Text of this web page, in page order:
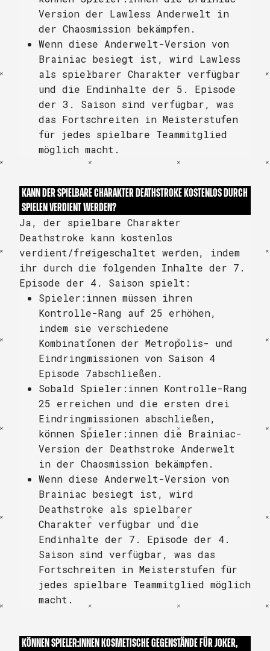
Version der Lawless Anderwelt in
der Chaosmission bekämpfen.
Wenn diese Anderwelt-Version von
Brainiac besiegt ist, wird Lawless
als spielbarer Charakter verfügbar
und die Endinhalte der 5. Episode
der 3. Saison sind verfügbar, was
das Fortschreiten in Meisterstufen
für jedes spielbare Teammitglied
möglich macht.
KANN DER SPIELBARE CHARAKTER DEATHSTROKE KOSTENLOS DURCH
SPIELEN VERDIENT WERDEN?
Ja, der spielbare Charakter
Deathstroke kann kostenlos
verdient/freigeschaltet werden, indem
ihr durch die folgenden Inhalte der 7.
Episode der 4. Saison spielt:
Spieler:innen müssen ihren
Kontrolle-Rang auf 25 erhöhen,
indem sie verschiedene
Kombinationen der Metropolis- und
Eindringmissionen von Saison 4
Episode 7abschließen.
Sobald Spieler:innen Kontrolle-Rang
25 erreichen und die ersten drei
Eindringmissionen abschließen,
können Spieler:innen die Brainiac-
Version der Deathstroke Anderwelt
in der Chaosmission bekämpfen.
Wenn diese Anderwelt-Version von
Brainiac besiegt ist, wird
Deathstroke als spielbarer
Charakter verfügbar und die
Endinhalte der 7. Episode der 4.
Saison sind verfügbar, was das
Fortschreiten in Meisterstufen für
jedes spielbare Teammitglied möglich
macht.
KÖNNEN SPIELER:INNEN KOSMETISCHE GEGENSTÄNDE FÜR JOKER,